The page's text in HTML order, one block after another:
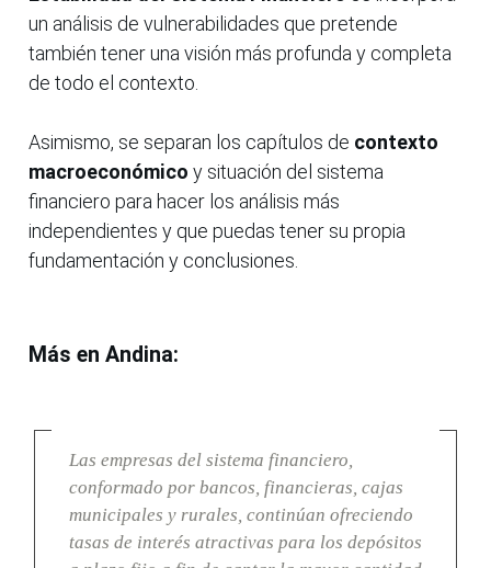
un análisis de vulnerabilidades que pretende
también tener una visión más profunda y completa
de todo el contexto.
Asimismo, se separan los capítulos de contexto
macroeconómico y situación del sistema
financiero para hacer los análisis más
independientes y que puedas tener su propia
fundamentación y conclusiones.
Más en Andina:
Las empresas del sistema financiero,
conformado por bancos, financieras, cajas
municipales y rurales, continúan ofreciendo
tasas de interés atractivas para los depósitos